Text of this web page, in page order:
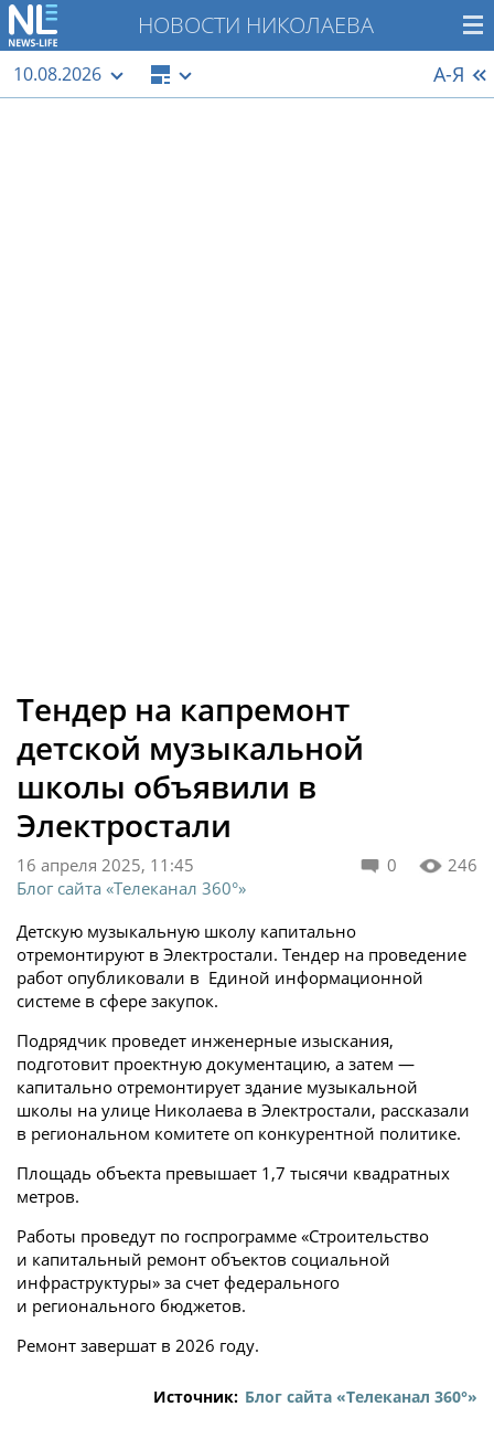
НОВОСТИ НИКОЛАЕВА
10.08.2026 А-Я
Тендер на капремонт
детской музыкальной
школы объявили в
Электростали
0 246
16 апреля 2025, 11:45
Блог сайта «Телеканал 360°»
Детскую музыкальную школу капитально
отремонтируют в Электростали. Тендер на проведение
работ опубликовали в Единой информационной
системе в сфере закупок.
Подрядчик проведет инженерные изыскания,
подготовит проектную документацию, а затем —
капитально отремонтирует здание музыкальной
школы на улице Николаева в Электростали, рассказали
в региональном комитете оп конкурентной политике.
Площадь объекта превышает 1,7 тысячи квадратных
метров.
Работы проведут по госпрограмме «Строительство
и капитальный ремонт объектов социальной
инфраструктуры» за счет федерального
и регионального бюджетов.
Ремонт завершат в 2026 году.
Источник: Блог сайта «Телеканал 360°»